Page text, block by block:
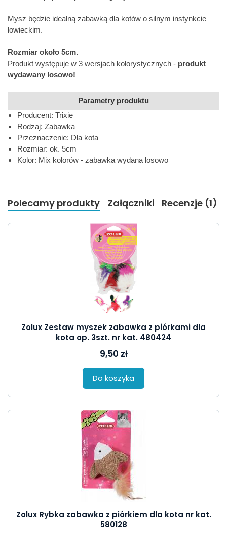
Mysz będzie idealną zabawką dla kotów o silnym instynkcie
łowieckim.
Rozmiar około 5cm.
Produkt występuje w 3 wersjach kolorystycznych - produkt
wydawany losowo!
Parametry produktu
Producent: Trixie
Rodzaj: Zabawka
Przeznaczenie: Dla kota
Rozmiar: ok. 5cm
Kolor: Mix kolorów - zabawka wydana losowo
Polecamy produkty Załączniki Recenzje (1)
Zolux Zestaw myszek zabawka z piórkami dla
kota op. 3szt. nr kat. 480424
9,50 zł
Do koszyka
Zolux Rybka zabawka z piórkiem dla kota nr kat.
580128